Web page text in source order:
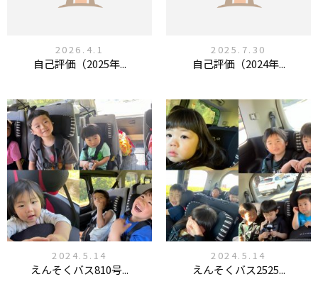
2026.4.1
自己評価（2025年...
2025.7.30
自己評価（2024年...
2024.5.14
えんそくバス810号...
2024.5.14
えんそくバス2525...